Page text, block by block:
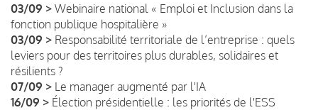
03/09 > Webinaire national « Emploi et Inclusion dans la
fonction publique hospitalière »
03/09 > Responsabilité territoriale de l’entreprise : quels
leviers pour des territoires plus durables, solidaires et
résilients ?
07/09 > Le manager augmenté par l'IA
16/09 > Élection présidentielle : les priorités de l'ESS